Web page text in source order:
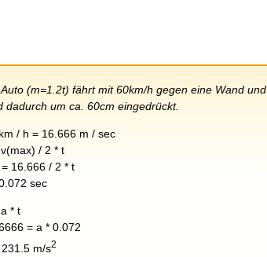
(m=1.2t) fährt mit 60km/h gegen eine Wand und
dadurch um ca. 60cm eingedrückt.
/ h = 16.666 m / sec
/ 2 * t
16.666 / 2 * t
sec
* t
= a * 0.072
m/s2